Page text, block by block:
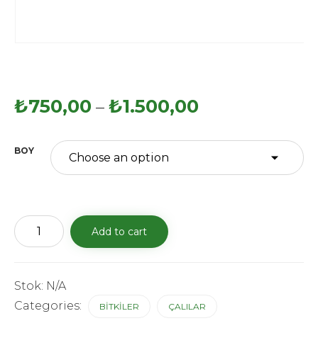
₺750,00 – ₺1.500,00
BOY
Bambu
(Bambusa
phyllostachys)
Add to cart
Stok: N/A
Categories:
BİTKİLER ÇALILAR